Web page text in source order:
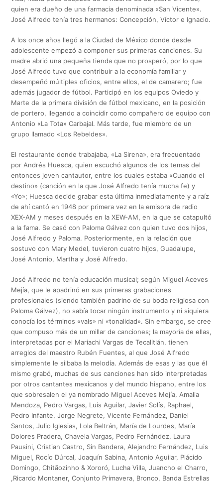
quien era dueño de una farmacia denominada «San Vicente».
José Alfredo tenía tres hermanos: Concepción, Víctor e Ignacio.
A los once años llegó a la Ciudad de México donde desde
adolescente empezó a componer sus primeras canciones. Su
madre abrió una pequeña tienda que no prosperó, por lo que
José Alfredo tuvo que contribuir a la economía familiar y
desempeñó múltiples oficios, entre ellos, el de camarero; fue
además jugador de fútbol. Participó en los equipos Oviedo y
Marte de la primera división de fútbol mexicano, en la posición
de portero, llegando a coincidir como compañero de equipo con
Antonio «La Tota» Carbajal. Más tarde, fue miembro de un
grupo llamado «Los Rebeldes».
El restaurante donde trabajaba, «La Sirena», era frecuentado
por Andrés Huesca, quien escuchó algunos de los temas del
entonces joven cantautor, entre los cuales estaba «Cuando el
destino» (canción en la que José Alfredo tenía mucha fe) y
«Yo»; Huesca decide grabar esta última inmediatamente y a raíz
de ahí cantó en 1948 por primera vez en la emisora de radio
XEX-AM y meses después en la XEW-AM, en la que se catapultó
a la fama. Se casó con Paloma Gálvez con quien tuvo dos hijos,
José Alfredo y Paloma. Posteriormente, en la relación que
sostuvo con Mary Medel, tuvieron cuatro hijos, Guadalupe,
José Antonio, Martha y José Alfredo.
José Alfredo no tenía educación musical; según Miguel Aceves
Mejía, que le apadrinó en sus primeras grabaciones
profesionales (siendo también padrino de su boda religiosa con
Paloma Gálvez), no sabía tocar ningún instrumento y ni siquiera
conocía los términos «vals» ni «tonalidad». Sin embargo, se cree
que compuso más de un millar de canciones; la mayoría de ellas,
interpretadas por el Mariachi Vargas de Tecalitlán, tienen
arreglos del maestro Rubén Fuentes, al que José Alfredo
simplemente le silbaba la melodía. Además de esas y las que él
mismo grabó, muchas de sus canciones han sido interpretadas
por otros cantantes mexicanos y del mundo hispano, entre los
que sobresalen el ya nombrado Miguel Aceves Mejía, Amalia
Mendoza, Pedro Vargas, Luis Aguilar, Javier Solís, Raphael,
Pedro Infante, Jorge Negrete, Vicente Fernández, Daniel
Santos, Julio Iglesias, Lola Beltrán, María de Lourdes, María
Dolores Pradera, Chavela Vargas, Pedro Fernández, Laura
Pausini, Cristian Castro, Sin Bandera, Alejandro Fernández, Luis
Miguel, Rocío Dúrcal, Joaquín Sabina, Antonio Aguilar, Plácido
Domingo, Chitãozinho & Xororó, Lucha Villa, Juancho el Charro,
,Ricardo Montaner, Conjunto Primavera, Bronco, Banda Estrellas